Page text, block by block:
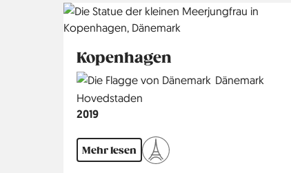
Kopenhagen
Country
Dänemark
Region
Hovedstaden
Jahr
2019
Mehr lesen